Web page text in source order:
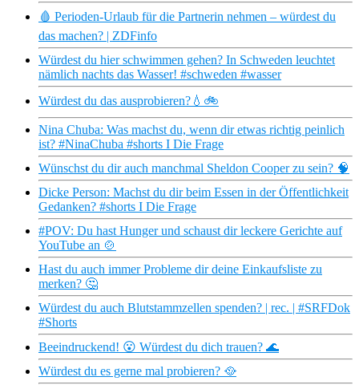
🩸 Perioden-Urlaub für die Partnerin nehmen – würdest du
das machen? | ZDFinfo
Würdest du hier schwimmen gehen? In Schweden leuchtet
nämlich nachts das Wasser! #schweden #wasser
Würdest du das ausprobieren?💧🚲
Nina Chuba: Was machst du, wenn dir etwas richtig peinlich
ist? #NinaChuba #shorts I Die Frage
Wünschst du dir auch manchmal Sheldon Cooper zu sein? 🧠
Dicke Person: Machst du dir beim Essen in der Öffentlichkeit
Gedanken? #shorts I Die Frage
#POV: Du hast Hunger und schaust dir leckere Gerichte auf
YouTube an 🍲
Hast du auch immer Probleme dir deine Einkaufsliste zu
merken? 🤔
Würdest du auch Blutstammzellen spenden? | rec. | #SRFDok
#Shorts
Beeindruckend! 😮 Würdest du dich trauen? 🌊
Würdest du es gerne mal probieren? 🥘